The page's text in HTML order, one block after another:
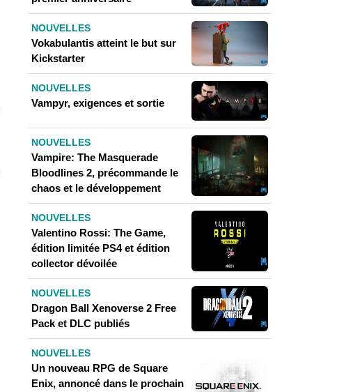
NOUVELLES
Vokabulantis atteint le but sur
Kickstarter
NOUVELLES
Vampyr, exigences et sortie
NOUVELLES
Vampire: The Masquerade
Bloodlines 2, précommande le
chaos et le développement
NOUVELLES
Valentino Rossi: The Game,
édition limitée PS4 et édition
collector dévoilée
NOUVELLES
Dragon Ball Xenoverse 2 Free
Pack et DLC publiés
NOUVELLES
Un nouveau RPG de Square
Enix, annoncé dans le prochain